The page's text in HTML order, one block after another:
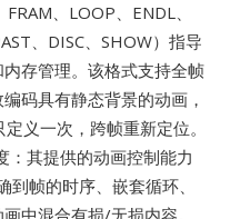
、LOOP、ENDL、
、DISC、SHOW）指导
存管理。该格式支持全帧
码具有静态背景的动画，
义一次，跨帧重新定位。
：其提供的动画控制能力
帧的时序、嵌套循环、
中混合有损/无损内容。